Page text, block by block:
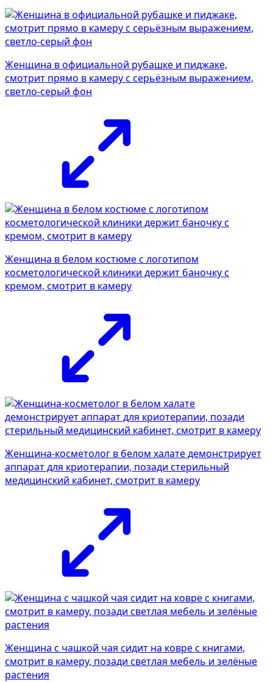
Женщина в официальной рубашке и пиджаке,
смотрит прямо в камеру с серьёзным выражением,
светло-серый фон
Женщина в белом костюме с логотипом
косметологической клиники держит баночку с
кремом, смотрит в камеру
Женщина-косметолог в белом халате демонстрирует
аппарат для криотерапии, позади стерильный
медицинский кабинет, смотрит в камеру
Женщина с чашкой чая сидит на ковре с книгами,
смотрит в камеру, позади светлая мебель и зелёные
растения